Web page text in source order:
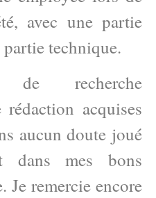
avec une partie
technique.
de recherche
acquises
aucun doute joué
dans mes bons
Je remercie encore